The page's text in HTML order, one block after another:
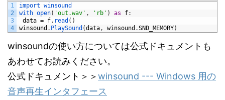
1
2
3
4
import winsound
with open( 'out.wav' , 'rb' ) as f:
data = f. read ( )
winsound . PlaySound (data, winsound .SND_MEMORY)
winsoundの使い方については公式ドキュメントも
あわせてお読みください。
公式ドキュメント＞＞winsound --- Windows 用の
音声再生インタフェース